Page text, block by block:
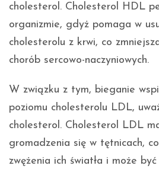
cholesterol. Cholesterol HDL
organizmie, gdyż pomaga w
cholesterolu z krwi, co
chorób sercowo-naczyniowych.
W związku z tym, bieganie
poziomu cholesterolu LDL,
cholesterol. Cholesterol LDL
gromadzenia się w tętnicach,
zwężenia ich światła i może